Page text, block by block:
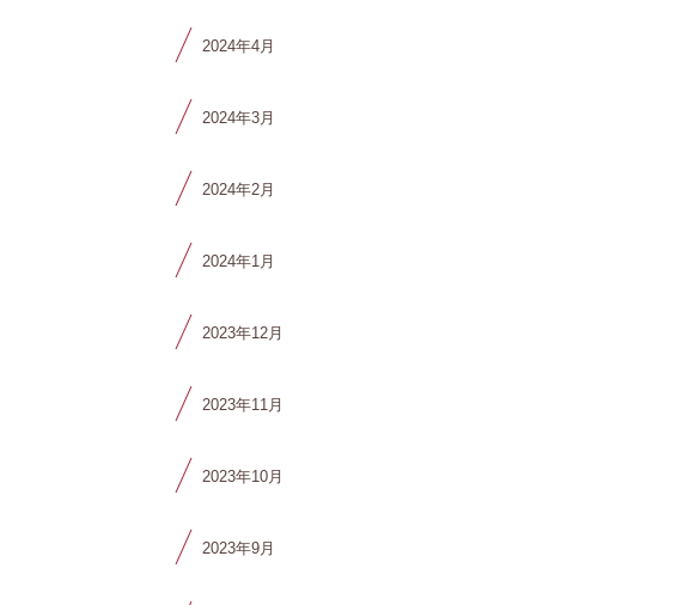
2024年4月
2024年3月
2024年2月
2024年1月
2023年12月
2023年11月
2023年10月
2023年9月